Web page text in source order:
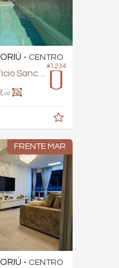
#1.234
- CENTRO
Apartamento no Edifício Sancho
00
FRENTE MAR
- CENTRO